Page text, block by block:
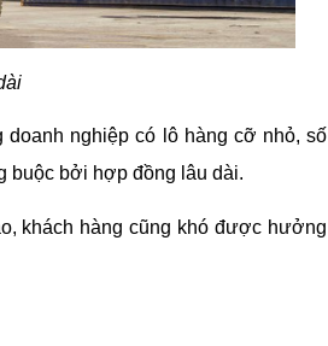
nghiệp có lô hàng cỡ nhỏ, số
buộc bởi hợp đồng lâu dài.
khách hàng cũng khó được hưởng